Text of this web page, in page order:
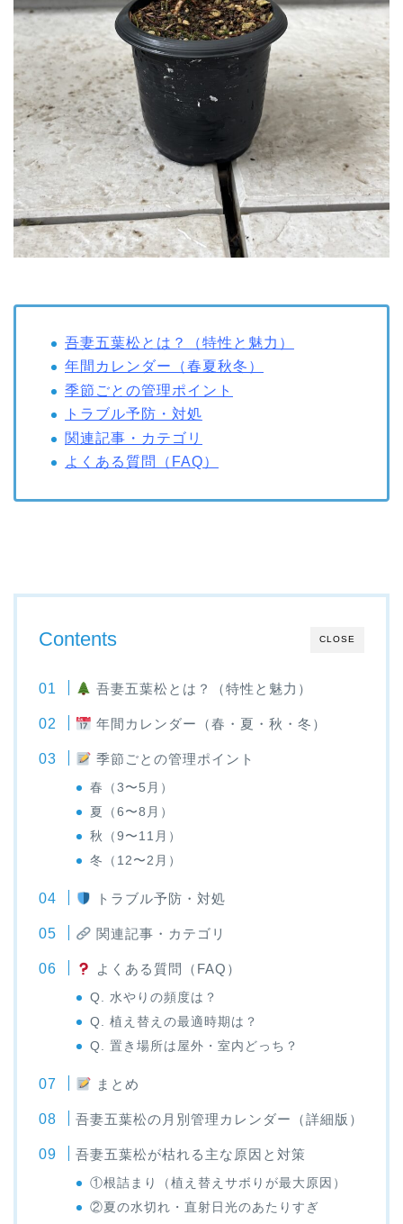
吾妻五葉松とは？（特性と魅力）
年間カレンダー（春夏秋冬）
季節ごとの管理ポイント
トラブル予防・対処
関連記事・カテゴリ
よくある質問（FAQ）
CLOSE
Contents
吾妻五葉松とは？（特性と魅力）
年間カレンダー（春・夏・秋・冬）
季節ごとの管理ポイント
春（3〜5月）
夏（6〜8月）
秋（9〜11月）
冬（12〜2月）
トラブル予防・対処
関連記事・カテゴリ
よくある質問（FAQ）
Q. 水やりの頻度は？
Q. 植え替えの最適時期は？
Q. 置き場所は屋外・室内どっち？
まとめ
吾妻五葉松の月別管理カレンダー（詳細版）
吾妻五葉松が枯れる主な原因と対策
①根詰まり（植え替えサボりが最大原因）
②夏の水切れ・直射日光のあたりすぎ